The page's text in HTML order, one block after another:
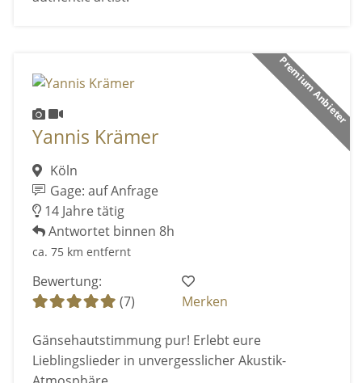
Premium Anbieter
Yannis Krämer
Köln
Gage: auf Anfrage
14 Jahre tätig
Antwortet binnen 8h
ca. 75 km entfernt
Bewertung:
(7)
Merken
Gänsehautstimmung pur! Erlebt eure
Lieblingslieder in unvergesslicher Akustik-